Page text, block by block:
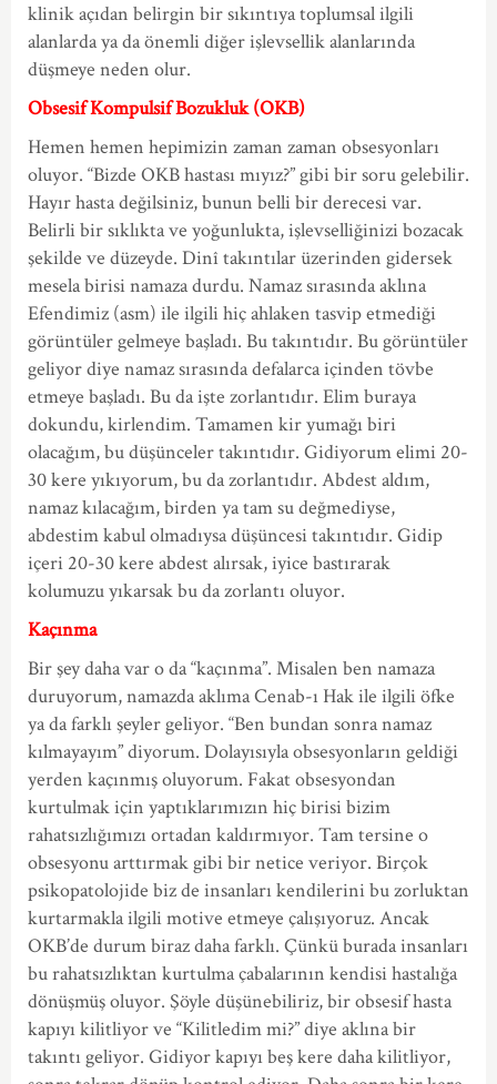
klinik açıdan belirgin bir sıkıntıya toplumsal ilgili
alanlarda ya da önemli diğer işlevsellik alanlarında
düşmeye neden olur.
Obsesif Kompulsif Bozukluk (OKB)
Hemen hemen hepimizin zaman zaman obsesyonları
oluyor. “Bizde OKB hastası mıyız?” gibi bir soru gelebilir.
Hayır hasta değilsiniz, bunun belli bir derecesi var.
Belirli bir sıklıkta ve yoğunlukta, işlevselliğinizi bozacak
şekilde ve düzeyde. Dinî takıntılar üzerinden gidersek
mesela birisi namaza durdu. Namaz sırasında aklına
Efendimiz (asm) ile ilgili hiç ahlaken tasvip etmediği
görüntüler gelmeye başladı. Bu takıntıdır. Bu görüntüler
geliyor diye namaz sırasında defalarca içinden tövbe
etmeye başladı. Bu da işte zorlantıdır. Elim buraya
dokundu, kirlendim. Tamamen kir yumağı biri
olacağım, bu düşünceler takıntıdır. Gidiyorum elimi 20-
30 kere yıkıyorum, bu da zorlantıdır. Abdest aldım,
namaz kılacağım, birden ya tam su değmediyse,
abdestim kabul olmadıysa düşüncesi takıntıdır. Gidip
içeri 20-30 kere abdest alırsak, iyice bastırarak
kolumuzu yıkarsak bu da zorlantı oluyor.
Kaçınma
Bir şey daha var o da “kaçınma”. Misalen ben namaza
duruyorum, namazda aklıma Cenab-ı Hak ile ilgili öfke
ya da farklı şeyler geliyor. “Ben bundan sonra namaz
kılmayayım” diyorum. Dolayısıyla obsesyonların geldiği
yerden kaçınmış oluyorum. Fakat obsesyondan
kurtulmak için yaptıklarımızın hiç birisi bizim
rahatsızlığımızı ortadan kaldırmıyor. Tam tersine o
obsesyonu arttırmak gibi bir netice veriyor. Birçok
psikopatolojide biz de insanları kendilerini bu zorluktan
kurtarmakla ilgili motive etmeye çalışıyoruz. Ancak
OKB’de durum biraz daha farklı. Çünkü burada insanları
bu rahatsızlıktan kurtulma çabalarının kendisi hastalığa
dönüşmüş oluyor. Şöyle düşünebiliriz, bir obsesif hasta
kapıyı kilitliyor ve “Kilitledim mi?” diye aklına bir
takıntı geliyor. Gidiyor kapıyı beş kere daha kilitliyor,